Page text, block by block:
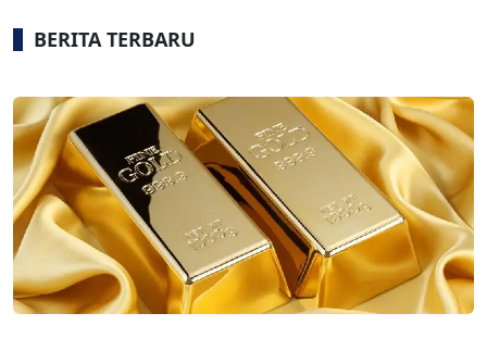
BERITA TERBARU